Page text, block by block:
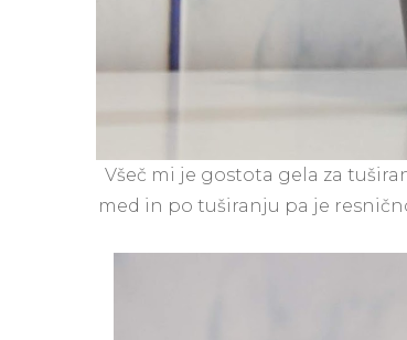
Všeč mi je gostota gela za
med in po tuširanju pa je